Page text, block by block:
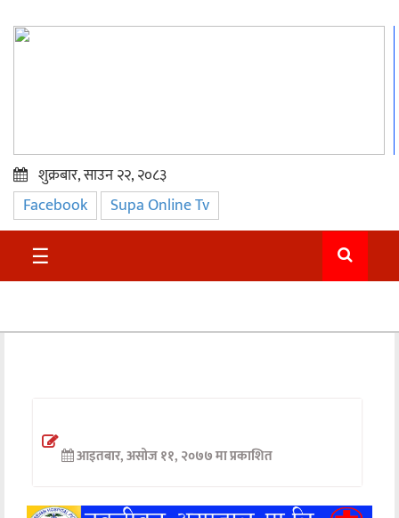
प्रमुख
समाचार
सुदुर
अन्तर्वार्ता
खेलकुद
शुक्रबार, साउन २२, २०८३
Facebook Supa Online Tv
☰
आइतबार, असोज ११, २०७७ मा प्रकाशित